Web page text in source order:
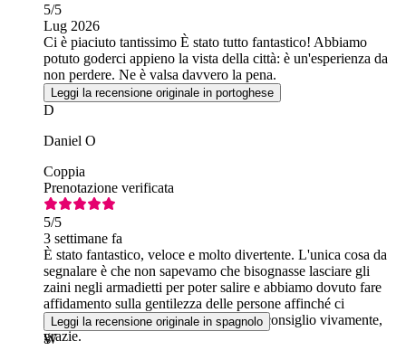
5/5
Lug 2026
Ci è piaciuto tantissimo È stato tutto fantastico! Abbiamo
potuto goderci appieno la vista della città: è un'esperienza da
non perdere. Ne è valsa davvero la pena.
Leggi la recensione originale in portoghese
D
Daniel O
Coppia
Prenotazione verificata
5/5
3 settimane fa
È stato fantastico, veloce e molto divertente. L'unica cosa da
segnalare è che non sapevamo che bisognasse lasciare gli
zaini negli armadietti per poter salire e abbiamo dovuto fare
affidamento sulla gentilezza delle persone affinché ci
prestassero dei contanti; per il resto, lo consiglio vivamente,
grazie.
Leggi la recensione originale in spagnolo
W